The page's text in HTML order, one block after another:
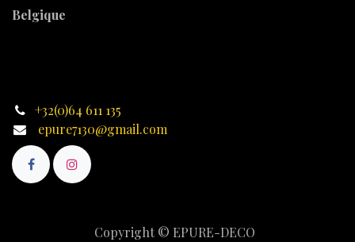
Belgique
+32(0)64 611 135
epure7130@gmail.com
Copyright © EPURE-DECO